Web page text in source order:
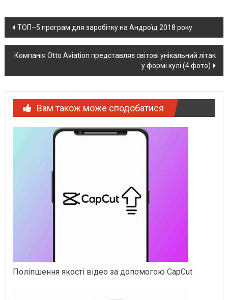
Post
navigation
ТОП–5 програм для заробітку на Андроїд 2018 року
Компанія Otto Aviation представляє світові унікальний літак
у формі кулі (4 фото)
Вам також може сподобатися
Поліпшення якості відео за допомогою CapCut